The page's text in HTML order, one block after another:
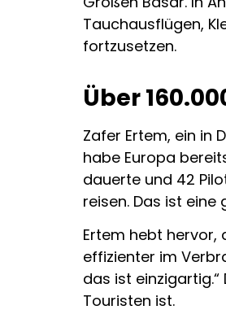
Tauchausflügen,
fortzusetzen.
Über
Zafer Ertem, ein in
habe Europa
dauerte und 42
reisen. Das ist eine
Ertem hebt hervor,
effizienter im
das ist
Touristen ist.